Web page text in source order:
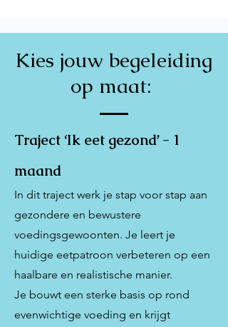
Kies jouw begeleiding
op maat:
Traject ‘Ik eet gezond’ - 1
maand
In dit traject werk je stap voor stap aan
gezondere en bewustere
voedingsgewoonten. Je leert je
huidige eetpatroon verbeteren op een
haalbare en realistische manier.
Je bouwt een sterke basis op rond
evenwichtige voeding en krijgt